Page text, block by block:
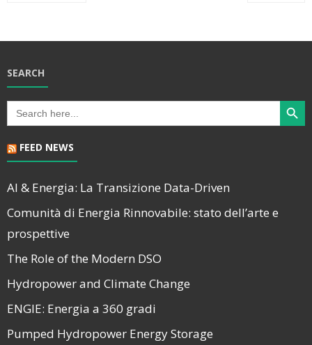
SEARCH
Search
for:
Search
FEED NEWS
AI & Energia: La Transizione Data-Driven
Comunità di Energia Rinnovabile: stato dell’arte e
prospettive
The Role of the Modern DSO
Hydropower and Climate Change
ENGIE: Energia a 360 gradi
Pumped Hydropower Energy Storage